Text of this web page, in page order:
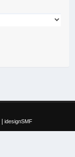
idesignSMF